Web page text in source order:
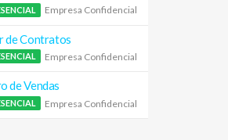
Empresa Confidencial
de Contratos
Empresa Confidencial
de Vendas
Empresa Confidencial